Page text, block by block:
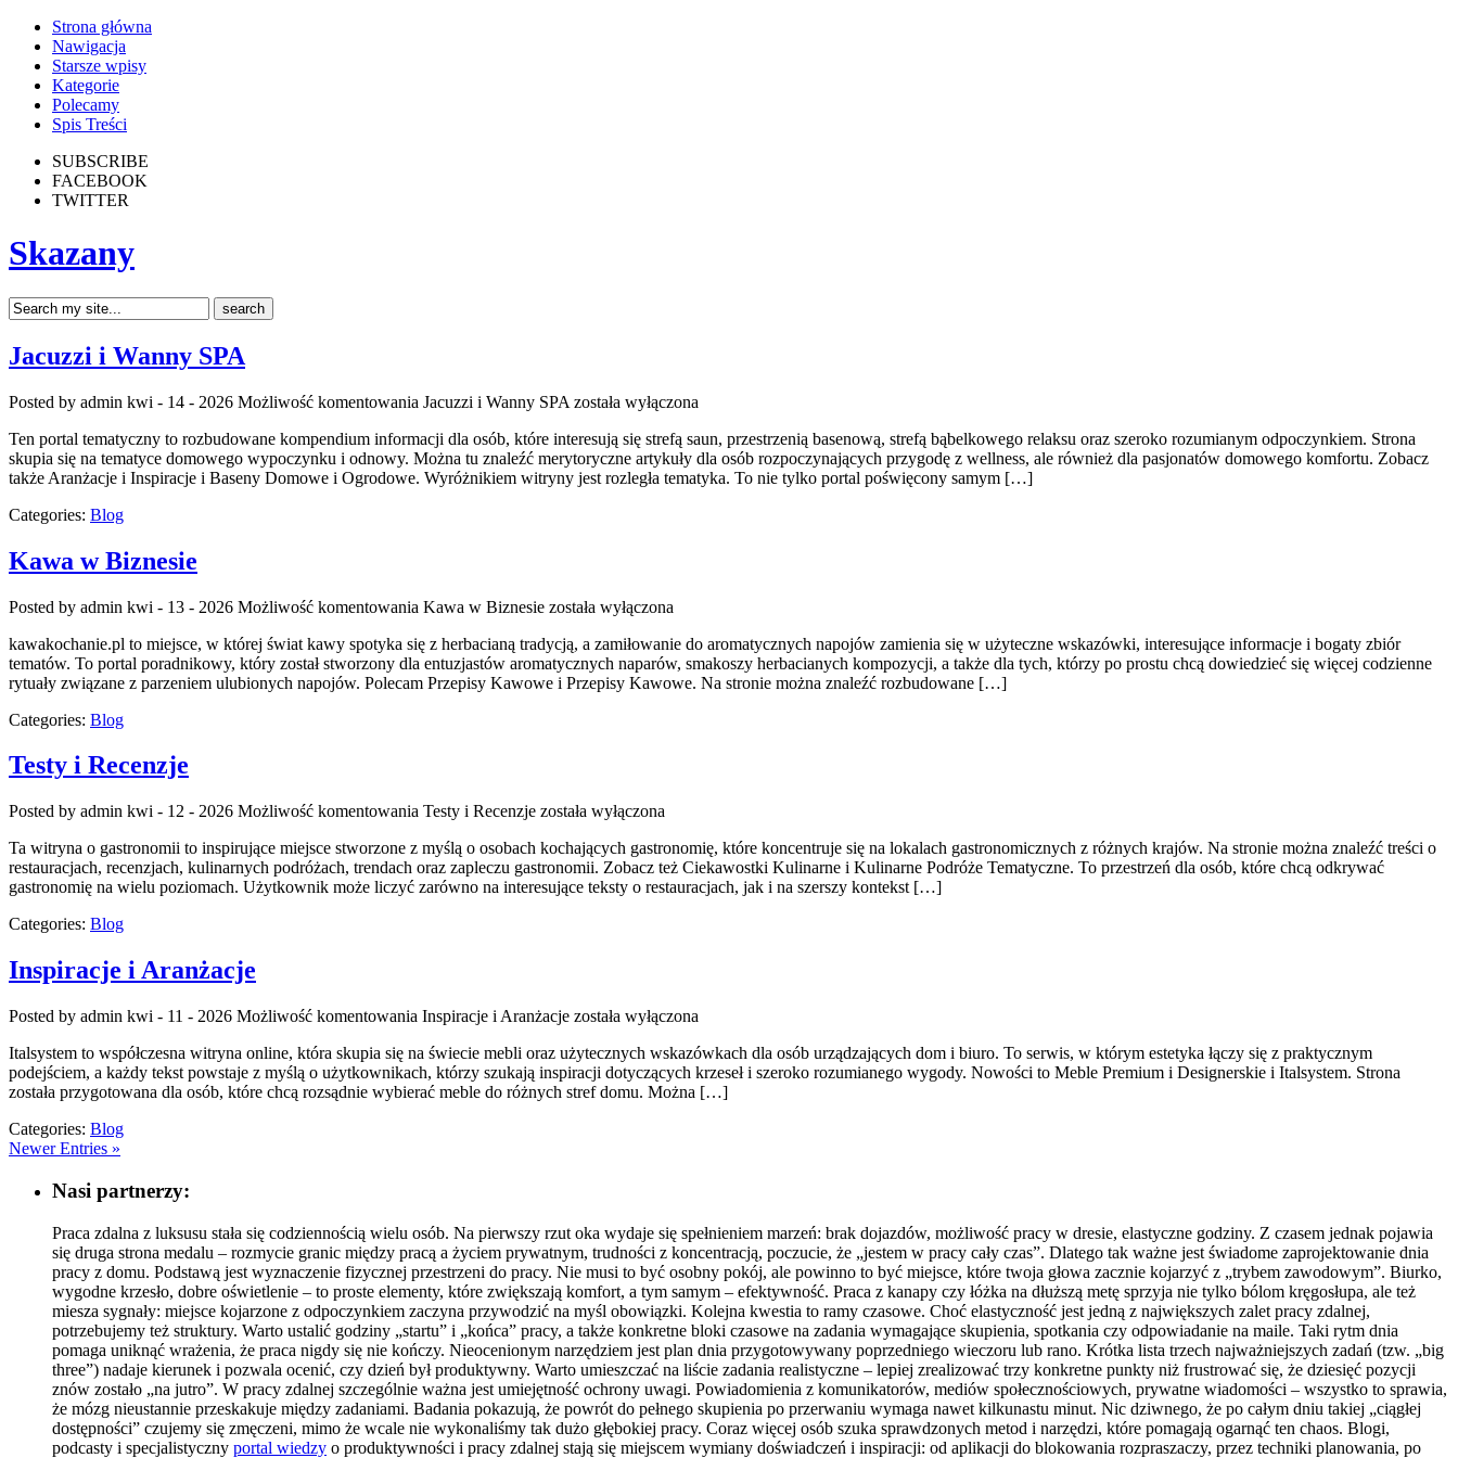
Strona główna
Nawigacja
Starsze wpisy
Kategorie
Polecamy
Spis Treści
SUBSCRIBE
FACEBOOK
TWITTER
Skazany
Jacuzzi i Wanny SPA
Posted by admin kwi - 14 - 2026 Możliwość komentowania Jacuzzi i Wanny SPA została wyłączona
Ten portal tematyczny to rozbudowane kompendium informacji dla osób, które interesują się strefą saun, przestrzenią basenową, strefą bąbelkowego relaksu oraz szeroko rozumianym odpoczynkiem. Strona
skupia się na tematyce domowego wypoczynku i odnowy. Można tu znaleźć merytoryczne artykuły dla osób rozpoczynających przygodę z wellness, ale również dla pasjonatów domowego komfortu. Zobacz
także Aranżacje i Inspiracje i Baseny Domowe i Ogrodowe. Wyróżnikiem witryny jest rozległa tematyka. To nie tylko portal poświęcony samym […]
Categories: Blog
Kawa w Biznesie
Posted by admin kwi - 13 - 2026 Możliwość komentowania Kawa w Biznesie została wyłączona
kawakochanie.pl to miejsce, w której świat kawy spotyka się z herbacianą tradycją, a zamiłowanie do aromatycznych napojów zamienia się w użyteczne wskazówki, interesujące informacje i bogaty zbiór
tematów. To portal poradnikowy, który został stworzony dla entuzjastów aromatycznych naparów, smakoszy herbacianych kompozycji, a także dla tych, którzy po prostu chcą dowiedzieć się więcej codzienne
rytuały związane z parzeniem ulubionych napojów. Polecam Przepisy Kawowe i Przepisy Kawowe. Na stronie można znaleźć rozbudowane […]
Categories: Blog
Testy i Recenzje
Posted by admin kwi - 12 - 2026 Możliwość komentowania Testy i Recenzje została wyłączona
Ta witryna o gastronomii to inspirujące miejsce stworzone z myślą o osobach kochających gastronomię, które koncentruje się na lokalach gastronomicznych z różnych krajów. Na stronie można znaleźć treści o
restauracjach, recenzjach, kulinarnych podróżach, trendach oraz zapleczu gastronomii. Zobacz też Ciekawostki Kulinarne i Kulinarne Podróże Tematyczne. To przestrzeń dla osób, które chcą odkrywać
gastronomię na wielu poziomach. Użytkownik może liczyć zarówno na interesujące teksty o restauracjach, jak i na szerszy kontekst […]
Categories: Blog
Inspiracje i Aranżacje
Posted by admin kwi - 11 - 2026 Możliwość komentowania Inspiracje i Aranżacje została wyłączona
Italsystem to współczesna witryna online, która skupia się na świecie mebli oraz użytecznych wskazówkach dla osób urządzających dom i biuro. To serwis, w którym estetyka łączy się z praktycznym
podejściem, a każdy tekst powstaje z myślą o użytkownikach, którzy szukają inspiracji dotyczących krzeseł i szeroko rozumianego wygody. Nowości to Meble Premium i Designerskie i Italsystem. Strona
została przygotowana dla osób, które chcą rozsądnie wybierać meble do różnych stref domu. Można […]
Categories: Blog
Newer Entries »
Nasi partnerzy:
Praca zdalna z luksusu stała się codziennością wielu osób. Na pierwszy rzut oka wydaje się spełnieniem marzeń: brak dojazdów, możliwość pracy w dresie, elastyczne godziny. Z czasem jednak pojawia
się druga strona medalu – rozmycie granic między pracą a życiem prywatnym, trudności z koncentracją, poczucie, że „jestem w pracy cały czas”. Dlatego tak ważne jest świadome zaprojektowanie dnia
pracy z domu. Podstawą jest wyznaczenie fizycznej przestrzeni do pracy. Nie musi to być osobny pokój, ale powinno to być miejsce, które twoja głowa zacznie kojarzyć z „trybem zawodowym”. Biurko,
wygodne krzesło, dobre oświetlenie – to proste elementy, które zwiększają komfort, a tym samym – efektywność. Praca z kanapy czy łóżka na dłuższą metę sprzyja nie tylko bólom kręgosłupa, ale też
miesza sygnały: miejsce kojarzone z odpoczynkiem zaczyna przywodzić na myśl obowiązki. Kolejna kwestia to ramy czasowe. Choć elastyczność jest jedną z największych zalet pracy zdalnej,
potrzebujemy też struktury. Warto ustalić godziny „startu” i „końca” pracy, a także konkretne bloki czasowe na zadania wymagające skupienia, spotkania czy odpowiadanie na maile. Taki rytm dnia
pomaga uniknąć wrażenia, że praca nigdy się nie kończy. Nieocenionym narzędziem jest plan dnia przygotowywany poprzedniego wieczoru lub rano. Krótka lista trzech najważniejszych zadań (tzw. „big
three”) nadaje kierunek i pozwala ocenić, czy dzień był produktywny. Warto umieszczać na liście zadania realistyczne – lepiej zrealizować trzy konkretne punkty niż frustrować się, że dziesięć pozycji
znów zostało „na jutro”. W pracy zdalnej szczególnie ważna jest umiejętność ochrony uwagi. Powiadomienia z komunikatorów, mediów społecznościowych, prywatne wiadomości – wszystko to sprawia,
że mózg nieustannie przeskakuje między zadaniami. Badania pokazują, że powrót do pełnego skupienia po przerwaniu wymaga nawet kilkunastu minut. Nic dziwnego, że po całym dniu takiej „ciągłej
dostępności” czujemy się zmęczeni, mimo że wcale nie wykonaliśmy tak dużo głębokiej pracy. Coraz więcej osób szuka sprawdzonych metod i narzędzi, które pomagają ogarnąć ten chaos. Blogi,
podcasty i specjalistyczny portal wiedzy o produktywności i pracy zdalnej stają się miejscem wymiany doświadczeń i inspiracji: od aplikacji do blokowania rozpraszaczy, przez techniki planowania, po